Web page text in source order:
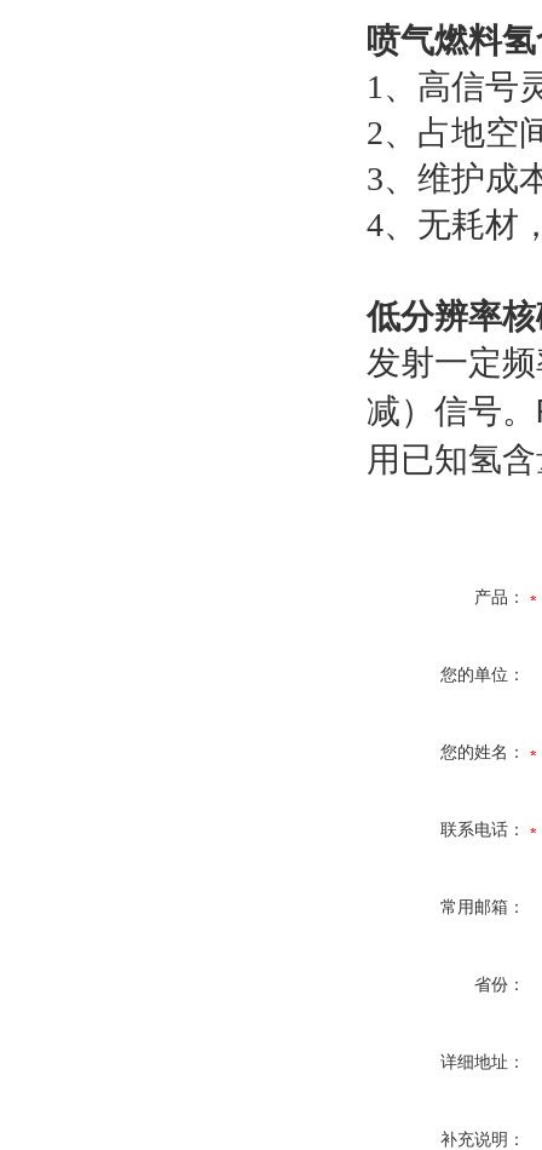
喷气燃料
1 、高信号
2、占地空
3、维护成
4、无耗材
低分辨率
发射一定
减）信号。
用已知氢
产品：
您的单位：
您的姓名：
联系电话：
常用邮箱：
省份：
详细地址：
补充说明：